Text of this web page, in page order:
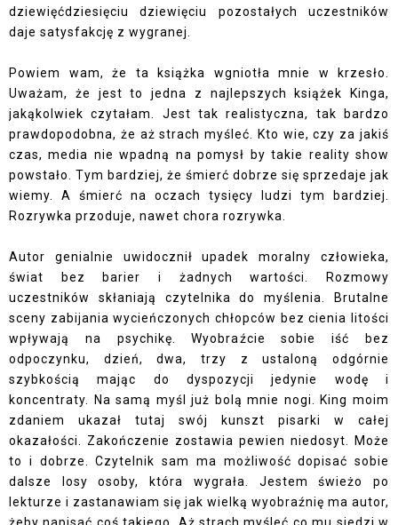
dziewięćdziesięciu dziewięciu pozostałych uczestników
daje satysfakcję z wygranej.
Powiem wam, że ta książka wgniotła mnie w krzesło.
Uważam, że jest to jedna z najlepszych książek Kinga,
jakąkolwiek czytałam. Jest tak realistyczna, tak bardzo
prawdopodobna, że aż strach myśleć. Kto wie, czy za jakiś
czas, media nie wpadną na pomysł by takie reality show
powstało. Tym bardziej, że śmierć dobrze się sprzedaje jak
wiemy. A śmierć na oczach tysięcy ludzi tym bardziej.
Rozrywka przoduje, nawet chora rozrywka.
Autor genialnie uwidocznił upadek moralny człowieka,
świat bez barier i żadnych wartości. Rozmowy
uczestników skłaniają czytelnika do myślenia. Brutalne
sceny zabijania wycieńczonych chłopców bez cienia litości
wpływają na psychikę. Wyobraźcie sobie iść bez
odpoczynku, dzień, dwa, trzy z ustaloną odgórnie
szybkością mając do dyspozycji jedynie wodę i
koncentraty. Na samą myśl już bolą mnie nogi. King moim
zdaniem ukazał tutaj swój kunszt pisarki w całej
okazałości. Zakończenie zostawia pewien niedosyt. Może
to i dobrze. Czytelnik sam ma możliwość dopisać sobie
dalsze losy osoby, która wygrała. Jestem świeżo po
lekturze i zastanawiam się jak wielką wyobraźnię ma autor,